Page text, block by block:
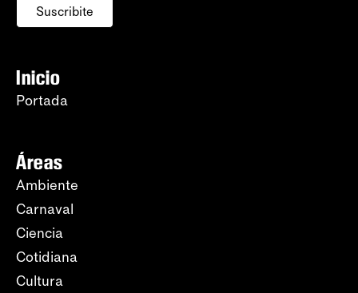
Suscribite
Inicio
Portada
Áreas
Ambiente
Carnaval
Ciencia
Cotidiana
Cultura